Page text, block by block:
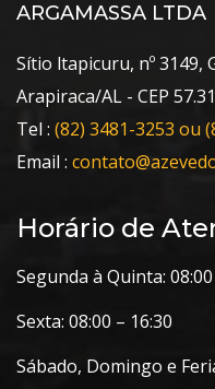
ARGAMASSA LTDA
Sítio ltapicuru, nº 3149,
Arapiraca/AL - CEP
Tel : (82) 3481-3253 ou
Email :
Horário de
Segunda à Quinta:
Sexta: 08:00 – 16:30
Sábado, Domingo e